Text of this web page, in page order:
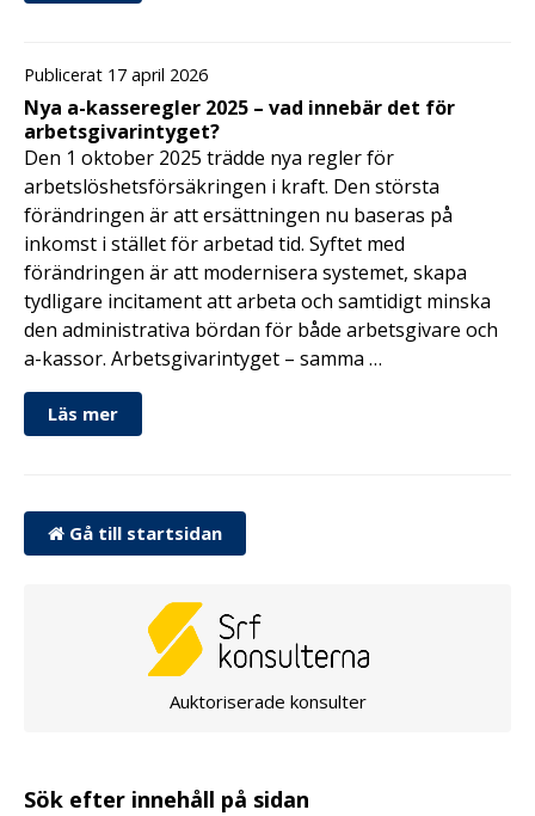
Publicerat 17 april 2026
Nya a-kasseregler 2025 – vad innebär det för
arbetsgivarintyget?
Den 1 oktober 2025 trädde nya regler för
arbetslöshetsförsäkringen i kraft. Den största
förändringen är att ersättningen nu baseras på
inkomst i stället för arbetad tid. Syftet med
förändringen är att modernisera systemet, skapa
tydligare incitament att arbeta och samtidigt minska
den administrativa bördan för både arbetsgivare och
a-kassor. Arbetsgivarintyget – samma …
Läs mer
Gå till startsidan
Auktoriserade konsulter
Sök efter innehåll på sidan